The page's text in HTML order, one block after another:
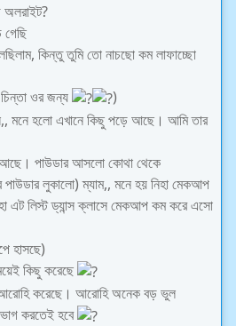
অলরাইট?
গেছি
কিন্তু তুমি তো নাচছো কম লাফাচ্ছো
ওর জন্য
)
মনে হলো এখানে কিছু পড়ে আছে। আমি তার
আছে। পাউডার আসলো কোথা থেকে
পাউডার লুকালো) ম্যাম,, মনে হয় নিহা মেকআপ
এট লিস্ট ড্যান্স ক্লাসে মেকআপ কম করে এসো
হাসছে)
কিছু করেছে
আরোহি করেছে। আরোহি অনেক বড় ভুল
করতেই হবে